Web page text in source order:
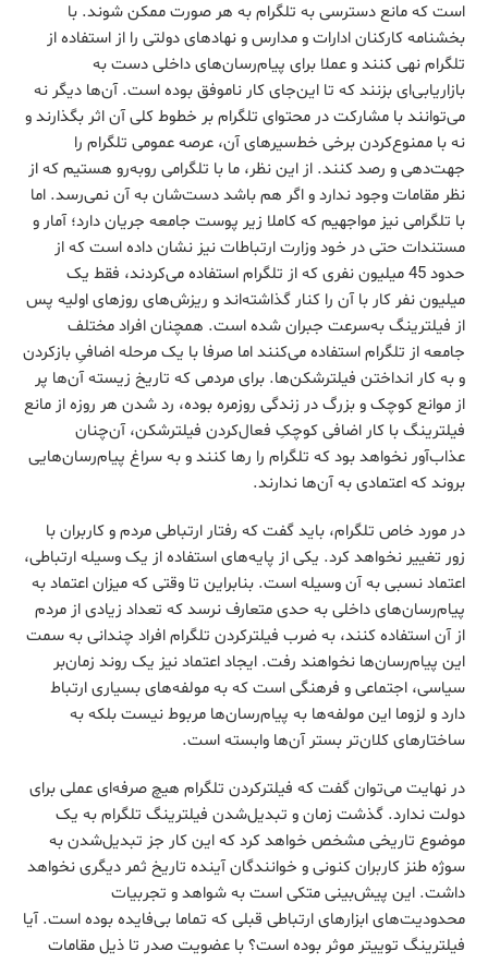
است که مانع دسترسی به تلگرام به هر صورت ممکن شوند. با
بخشنامه کارکنان ادارات و مدارس و نهادهای دولتی را از استفاده از
تلگرام نهی کنند و عملا برای پیام‌رسان‌های داخلی دست به
بازاریابی‌ای بزنند که تا این‌جای کار ناموفق بوده است. آن‌ها دیگر نه
می‌توانند با مشارکت در محتوای تلگرام بر خطوط کلی آن اثر بگذارند و
نه با ممنوع‌کردن برخی خط‌سیرهای آن، عرصه عمومی تلگرام را
جهت‌دهی و رصد کنند. از این نظر، ما با تلگرامی روبه‌رو هستیم که از
نظر مقامات وجود ندارد و اگر هم باشد دست‌شان به آن نمی‌رسد. اما
با تلگرامی نیز مواجهیم که کاملا زیر پوست جامعه جریان دارد؛ آمار و
مستندات حتی در خود وزارت ارتباطات نیز نشان داده است که از
حدود 45 میلیون نفری که از تلگرام استفاده می‌کردند، فقط یک
میلیون نفر کار با آن را کنار گذاشته‌اند و ریزش‌های روزهای اولیه پس
از فیلترینگ به‌سرعت جبران شده است. همچنان افراد مختلف
جامعه از تلگرام استفاده می‌کنند اما صرفا با یک مرحله اضافیِ بازکردن
و به کار انداختن فیلترشکن‌ها. برای مردمی که تاریخ زیسته آن‌ها پر
از موانع کوچک و بزرگ در زندگی روزمره بوده، رد شدن هر روزه از مانع
فیلترینگ با کار اضافی کوچکِ فعال‌کردن فیلترشکن، آن‌چنان
عذاب‌آور نخواهد بود که تلگرام را رها کنند و به سراغ پیام‌رسان‌هایی
بروند که اعتمادی به آن‌ها ندارند.
در مورد خاص تلگرام،‌ باید گفت که رفتار ارتباطی مردم و کاربران با
زور تغییر نخواهد کرد. یکی از پایه‌های استفاده از یک وسیله ارتباطی،
اعتماد نسبی به آن وسیله است. بنابراین تا وقتی که میزان اعتماد به
پیام‌رسان‌های داخلی به حدی متعارف نرسد که تعداد زیادی از مردم
از آن استفاده کنند، به ضرب فیلترکردن تلگرام افراد چندانی به سمت
این پیام‌رسان‌ها نخواهند رفت. ایجاد اعتماد نیز یک روند زمان‌بر
سیاسی، اجتماعی و فرهنگی است که به مولفه‌های بسیاری ارتباط
دارد و لزوما این مولفه‌ها به پیام‌رسان‌ها مربوط نیست بلکه به
ساختارهای کلان‌تر بستر آن‌ها وابسته است.
در نهایت می‌توان گفت که فیلترکردن تلگرام هیچ صرفه‌ای عملی برای
دولت ندارد. گذشت زمان و تبدیل‌شدن فیلترینگ تلگرام به یک
موضوع تاریخی مشخص خواهد کرد که این کار جز تبدیل‌شدن به
سوژه طنز کاربران کنونی و خوانندگان آینده تاریخ ثمر دیگری نخواهد
داشت. این پیش‌بینی متکی است به شواهد و تجربیات
محدودیت‌های ابزارهای ارتباطی قبلی که تماما بی‌فایده بوده است. آیا
فیلترینگ توییتر موثر بوده است؟ با عضویت صدر تا ذیل مقامات